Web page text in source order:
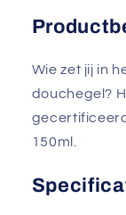
Wie zet jij in
douchegel?
150ml.